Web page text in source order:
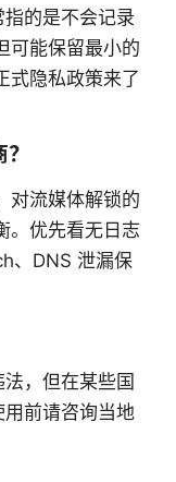
指的是不会记录
可能保留最小的
式隐私政策来了
对流媒体解锁的
。优先看无日志
、DNS 泄漏保
，但在某些国
前请咨询当地